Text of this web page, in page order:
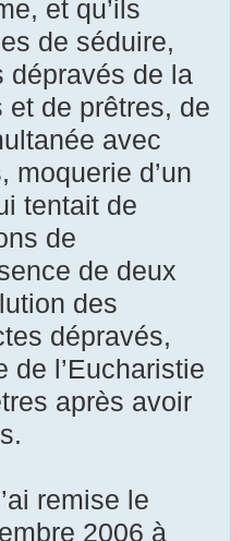
et qu’ils
de séduire,
dépravés de la
de prêtres, de
avec
moquerie d’un
tentait de
de
de deux
des
dépravés,
de l’Eucharistie
après avoir
remise le
2006 à